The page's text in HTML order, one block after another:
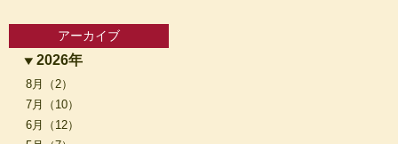
アーカイブ
2026年
8月（2）
7月（10）
6月（12）